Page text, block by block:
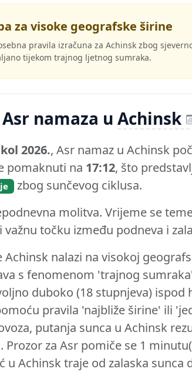
za visoke geografske širine
pravila izračuna za Achinsk zbog
tijekom trajnog ljetnog sumraka.
namaza u Achinsk
2026., Asr namaz u Achinsk
pomaknuti na 17:12, što
zbog sunčevog ciklusa.
molitva. Vrijeme se
važnu točku između podneva i
Achinsk nalazi na visokoj
s fenomenom 'trajnog
duboko (18 stupnjeva) ispod
pravila 'najbliže širine' ili
putanja sunca u Achinsk
Prozor za Asr pomiče se 1
u Achinsk traje od zalaska sunca